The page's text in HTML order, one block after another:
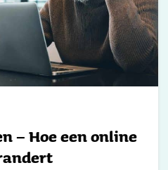
– Hoe een online